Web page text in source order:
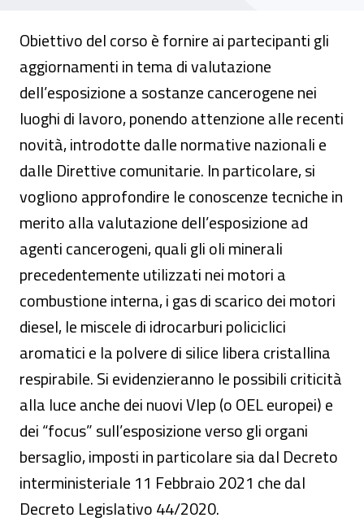
Obiettivo del corso è fornire ai partecipanti gli
aggiornamenti in tema di valutazione
dell’esposizione a sostanze cancerogene nei
luoghi di lavoro, ponendo attenzione alle recenti
novità, introdotte dalle normative nazionali e
dalle Direttive comunitarie. In particolare, si
vogliono approfondire le conoscenze tecniche in
merito alla valutazione dell’esposizione ad
agenti cancerogeni, quali gli oli minerali
precedentemente utilizzati nei motori a
combustione interna, i gas di scarico dei motori
diesel, le miscele di idrocarburi policiclici
aromatici e la polvere di silice libera cristallina
respirabile. Si evidenzieranno le possibili criticità
alla luce anche dei nuovi Vlep (o OEL europei) e
dei “focus” sull’esposizione verso gli organi
bersaglio, imposti in particolare sia dal Decreto
interministeriale 11 Febbraio 2021 che dal
Decreto Legislativo 44/2020.